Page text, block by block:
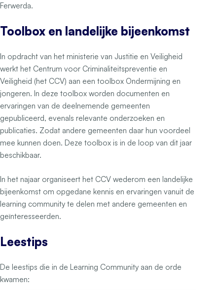
Ferwerda.
Toolbox en landelijke bijeenkomst
In opdracht van het ministerie van Justitie en Veiligheid
werkt het Centrum voor Criminaliteitspreventie en
Veiligheid (het CCV) aan een toolbox Ondermijning en
jongeren. In deze toolbox worden documenten en
ervaringen van de deelnemende gemeenten
gepubliceerd, evenals relevante onderzoeken en
publicaties. Zodat andere gemeenten daar hun voordeel
mee kunnen doen. Deze toolbox is in de loop van dit jaar
beschikbaar.
In het najaar organiseert het CCV wederom een landelijke
bijeenkomst om opgedane kennis en ervaringen vanuit de
learning community te delen met andere gemeenten en
geïnteresseerden.
Leestips
De leestips die in de Learning Community aan de orde
kwamen: